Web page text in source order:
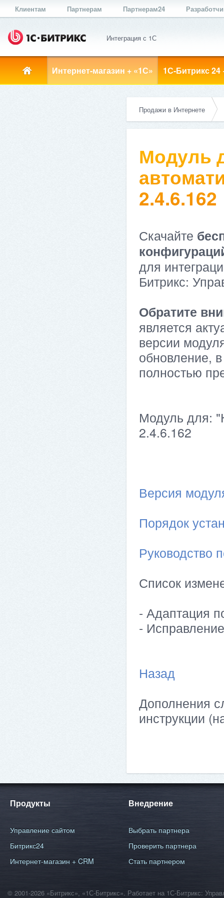
Клиентам Партнерам Партнерам24
Интеграция с 1С
Интернет-магазин + «1С» 1С-Битрикс 24
Продажи в Интернете
Модуль
2.4.6.162
Скачайте
для
Битрикс:
Обратите
является
версии
обновление,
полностью
Модуль для:
2.4.6.162
Версия
Порядок
Руководство
Список
- Адаптация
-
Назад
Дополнения
инструкции
Продукты
Управление сайтом
Битрикс24
Интернет-магазин + CRM
Внедрение
Выбрать партнера
Проверить партнера
Стать партнером
© 2001-2026 «Битрикс», «1С-Битрикс». Работает на 1С-Битрикс: